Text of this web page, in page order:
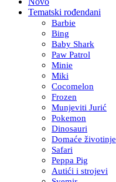
Tematski rođendani
Barbie
Bing
Baby Shark
Paw Patrol
Minie
Miki
Cocomelon
Frozen
Munjeviti Jurić
Pokemon
Dinosauri
Domaće životinje
Safari
Peppa Pig
Autići i strojevi